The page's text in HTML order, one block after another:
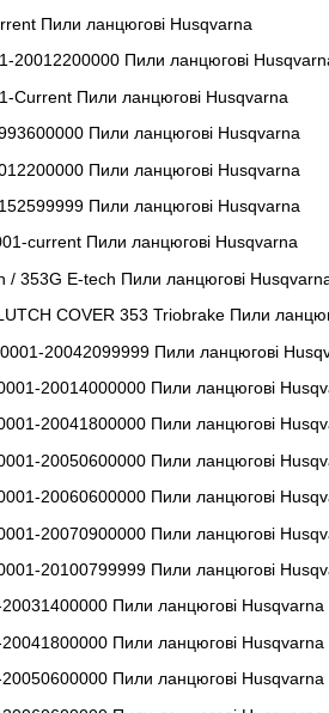
Пили ланцюгові Husqvarna
20012200000 Пили ланцюгові
Current Пили ланцюгові Husqvarna
Пили ланцюгові Husqvarna
Пили ланцюгові Husqvarna
Пили ланцюгові Husqvarna
current Пили ланцюгові Husqvarna
/ 353G E-tech Пили ланцюгові
COVER 353 Triobrake Пили
20042099999 Пили ланцюгові
20014000000 Пили ланцюгові
20041800000 Пили ланцюгові
20050600000 Пили ланцюгові
20060600000 Пили ланцюгові
20070900000 Пили ланцюгові
20100799999 Пили ланцюгові
Пили ланцюгові Husqvarna
Пили ланцюгові Husqvarna
Пили ланцюгові Husqvarna